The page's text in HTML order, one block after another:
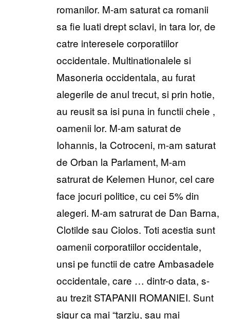
romanilor. M-am saturat ca romanii
sa fie luati drept sclavi, in tara lor, de
catre interesele corporatiilor
occidentale. Multinationalele si
Masoneria occidentala, au furat
alegerile de anul trecut, si prin hotie,
au reusit sa isi puna in functii cheie ,
oamenii lor. M-am saturat de
Iohannis, la Cotroceni, m-am saturat
de Orban la Parlament, M-am
satrurat de Kelemen Hunor, cel care
face jocuri politice, cu cei 5% din
alegeri. M-am satrurat de Dan Barna,
Clotilde sau Ciolos. Toti acestia sunt
oamenii corporatiilor occidentale,
unsi pe functii de catre Ambasadele
occidentale, care … dintr-o data, s-
au trezit STAPANII ROMANIEI. Sunt
sigur ca mai “tarziu, sau mai